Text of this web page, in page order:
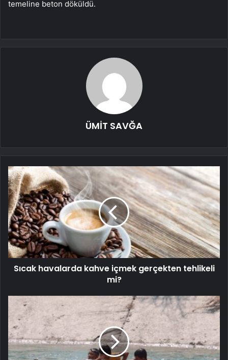
temeline beton döküldü.
ÜMİT SAVĞA
Sıcak havalarda kahve içmek gerçekten tehlikeli
mi?